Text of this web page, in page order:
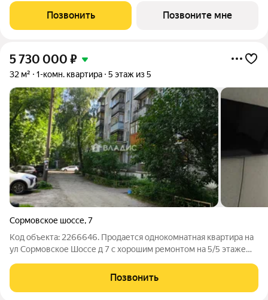
выходят на одну сторону. В квартире один балкон, один
совмещенный санузел.
Позвонить Позвоните мне
5 730 000 ₽
32 м² 1-комн. квартира 5 этаж из 5
Сормовское шоссе,7
Код объекта: 2266646. Продается однокомнатная квартира на
ул Сормовское Шоссе д 7 с хорошим ремонтом на 5/5 этаже
светлых тонах, на полу в прихожей и кухне керамогранит
плитка, новая проводка
Позвонить